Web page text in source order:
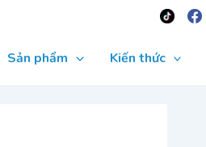
Sản phẩm Kiến thức